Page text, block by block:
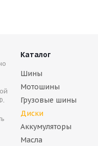
Каталог
Шины
Мотошины
Грузовые шины
Диски
Аккумуляторы
Масла